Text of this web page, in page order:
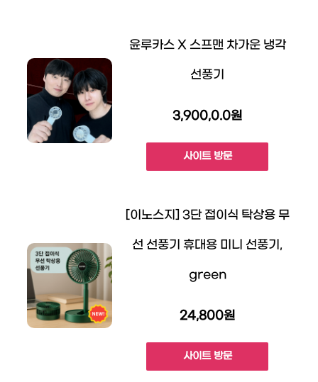
윤루카스 X 스프맨 차가운 냉각
선풍기
3,900,0.0원
사이트 방문
[이노스지] 3단 접이식 탁상용 무
선 선풍기 휴대용 미니 선풍기,
green
24,800원
사이트 방문